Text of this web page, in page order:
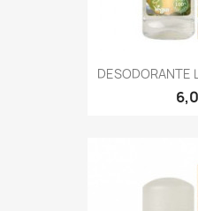
DESODORANTE